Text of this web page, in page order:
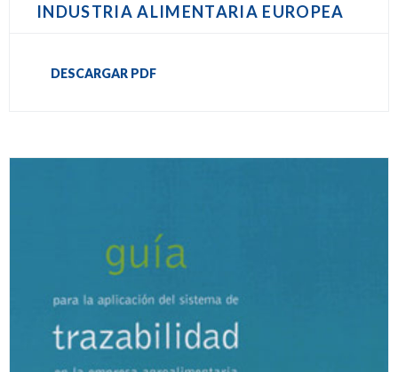
INDUSTRIA ALIMENTARIA EUROPEA
DESCARGAR PDF